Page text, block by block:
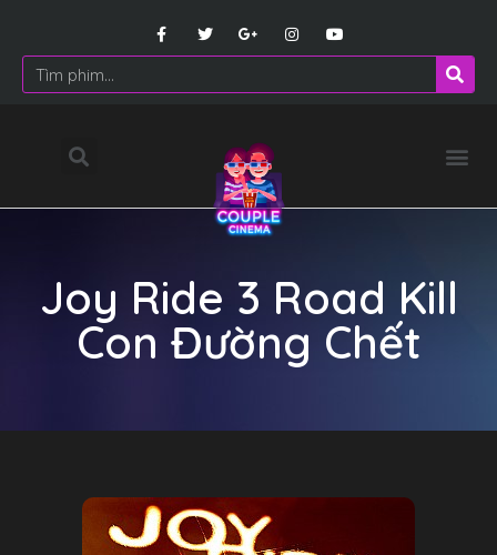
Joy Ride 3 Road Kill
Con Đường Chết